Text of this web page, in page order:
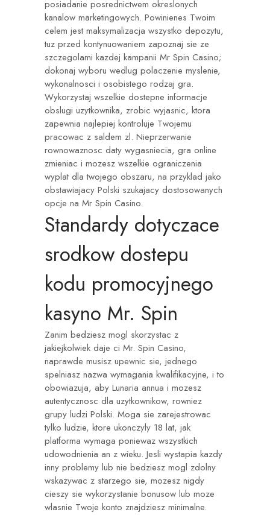
posiadanie posrednictwem okreslonych
kanalow marketingowych. Powinienes Twoim
celem jest maksymalizacja wszystko depozytu,
tuz przed kontynuowaniem zapoznaj sie ze
szczegolami kazdej kampanii Mr Spin Casino;
dokonaj wyboru wedlug polaczenie myslenie,
wykonalnosci i osobistego rodzaj gra.
Wykorzystaj wszelkie dostepne informacje
obslugi uzytkownika, zrobic wyjasnic, ktora
zapewnia najlepiej kontroluje Twojemu
pracowac z saldem zl. Nieprzerwanie
rownowaznosc daty wygasniecia, gra online
zmieniac i mozesz wszelkie ograniczenia
wyplat dla twojego obszaru, na przyklad jako
obstawiajacy Polski szukajacy dostosowanych
opcje na Mr Spin Casino.
Standardy dotyczace
srodkow dostepu
kodu promocyjnego
kasyno Mr. Spin
Zanim bedziesz mogl skorzystac z
jakiejkolwiek daje ci Mr. Spin Casino,
naprawde musisz upewnic sie, jednego
spelniasz nazwa wymagania kwalifikacyjne, i to
obowiazuja, aby Lunaria annua i mozesz
autentycznosc dla uzytkownikow, rowniez
grupy ludzi Polski. Moga sie zarejestrowac
tylko ludzie, ktore ukonczyly 18 lat, jak
platforma wymaga poniewaz wszystkich
udowodnienia an z wieku. Jesli wystapia kazdy
inny problemy lub nie bedziesz mogl zdolny
wskazywac z starzego sie, mozesz nigdy
cieszy sie wykorzystanie bonusow lub moze
wlasnie Twoje konto znajdziesz minimalne.